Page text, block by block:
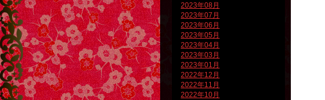
2023年08月
2023年07月
2023年06月
2023年05月
2023年04月
2023年03月
2023年01月
2022年12月
2022年11月
2022年10月